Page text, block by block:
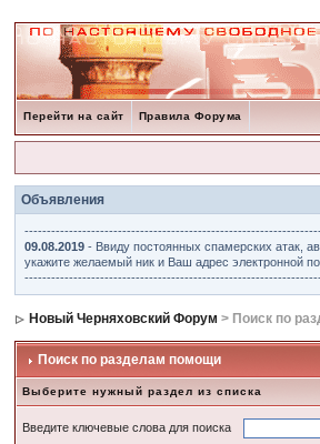
Перейти на сайт Правила Форума
Объявления
09.08.2019 - Ввиду постоянных спамерских атак,
укажите желаемый ник и Ваш адрес электронной
Новый Черняховский Форум > Поиск по
Поиск по разделам помощи
Выберите нужный раздел из списка
Введите ключевые слова для поиска